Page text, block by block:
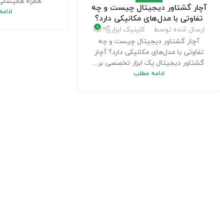
آچار گشتاور دیجیتال چیست و چه
تفاوتی با مدل‌های مکانیکی دارد؟
ارسال شده توسط کلینیک ابزار 0
آچار گشتاور دیجیتال چیست و چه
تفاوتی با مدل‌های مکانیکی دارد؟ آچار
گشتاور دیجیتال یک ابزار تخصصی بر...
ادامه مطلب